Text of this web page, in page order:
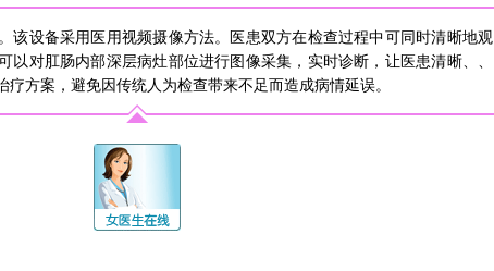
该设备采用医用视频摄像方法。医患双方在检查过程中可同时清晰地观
以对肛肠内部深层病灶部位进行图像采集，实时诊断，让医患清晰、、
方案，避免因传统人为检查带来不足而造成病情延误。